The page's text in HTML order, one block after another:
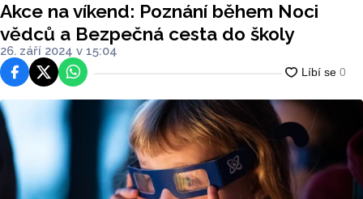
Akce na víkend: Poznání během Noci
vědců a Bezpečná cesta do školy
26. září 2024 v 15:04
FacebookPlatforma X
WhatsApp